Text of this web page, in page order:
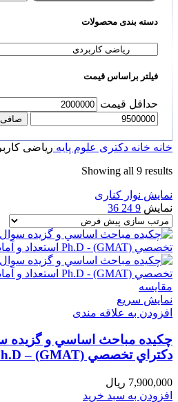
دسته بندی محصولات
فیلتر براساس قیمت
حداقل قیمت
صافی
خانه خانه دکتری علوم پایه ریاضی
Showing all 9 results
نمایش نوار کناری
نمایش 9
24
36
مقايسه
نمایش سریع
افزودن به علاقه مندی
چکیده مباحث اساسي و گزیده
دكتراي تخصصي Ph.D – (GMAT) استعداد و آمادگ...
7,900,000 ریال
افزودن به سبد خرید